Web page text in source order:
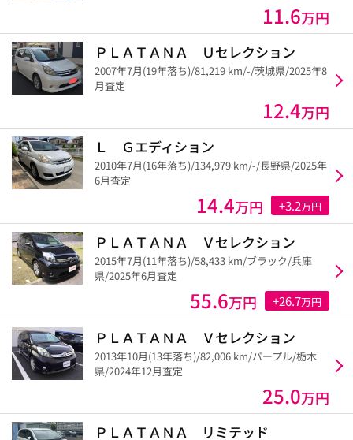
11.6万円
ＰＬＡＴＡＮＡ Ｕセレクション
2007年7月(19年落ち)/81,219 km/-/茨城県/2025年8
月査定
12.4万円
Ｌ Ｇエディション
2010年7月(16年落ち)/134,979 km/-/長野県/2025年
6月査定
14.4万円 +3.2万円
ＰＬＡＴＡＮＡ Ｖセレクション
2015年7月(11年落ち)/58,433 km/ブラック/兵庫
県/2025年6月査定
55.6万円 +26.7万円
ＰＬＡＴＡＮＡ Ｖセレクション
2013年10月(13年落ち)/82,006 km/パープル/栃木
県/2024年12月査定
25.0万円
ＰＬＡＴＡＮＡ リミテッド